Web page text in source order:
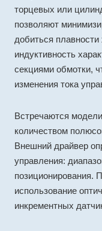
торцевых или
позволяют
добиться
индуктивность
секциями обмотки,
изменения тока
Встречаются
количеством
Внешний драйвер
управления:
позиционирования.
использование
инкрементных